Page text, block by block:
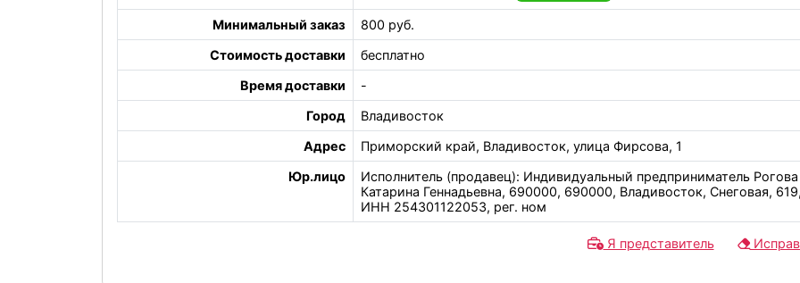
Минимальный заказ
800 руб.
Стоимость доставки
бесплатно
Время доставки
-
Город
Владивосток
Адрес
Приморский край, Владивосток, улица Фирсова, 1
Юр.лицо
Исполнитель (продавец): Индивидуальный предприниматель Рогова
Катарина Геннадьевна, 690000, 690000, Владивосток, Снеговая, 619,
ИНН 254301122053, рег. ном
Я представитель